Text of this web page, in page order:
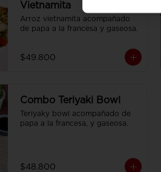
Vietnamita
Arroz vietnamita acompañado
de papa a la francesa y gaseosa.
$49.800
Combo Teriyaki Bowl
Teriyaky bowl acompañado de
papa a la francesa, y gaseosa.
$48.800